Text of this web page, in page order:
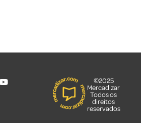
©2025
Mercadizar
Todos os
direitos
reservados